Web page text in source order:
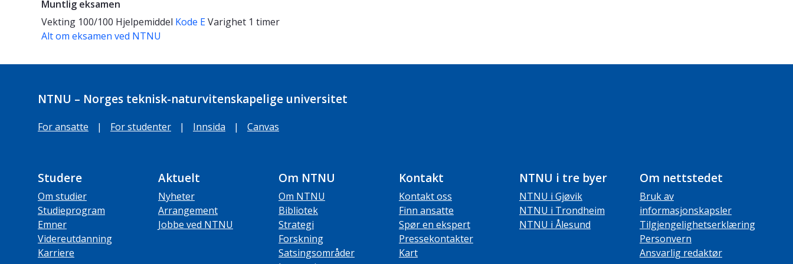
Muntlig eksamen
Vekting 100/100 Hjelpemiddel Kode EVarighet 1 timer
Alt om eksamen ved NTNU
NTNU – Norges teknisk-naturvitenskapelige universitet
For ansatte | For studenter | Innsida | Canvas
Studere
Om studier
Studieprogram
Emner
Videreutdanning
Karriere
Aktuelt
Nyheter
Arrangement
Jobbe ved NTNU
Om NTNU
Om NTNU
Bibliotek
Strategi
Forskning
Satsingsområder
Kontakt
Kontakt oss
Finn ansatte
Spør en ekspert
Pressekontakter
Kart
NTNU i tre byer
NTNU i Gjøvik
NTNU i Trondheim
NTNU i Ålesund
Om nettstedet
Bruk av
informasjonskapsler
Tilgjengelighetserklæring
Personvern
Ansvarlig redaktør